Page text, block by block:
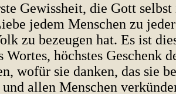
Gewissheit, die Gott
jedem Menschen zu
zu bezeugen hat. Es ist
Wortes, höchstes Geschenk
wofür sie danken, das sie
allen Menschen